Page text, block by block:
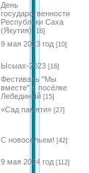
День
государственности
Республики Саха
(Якутия) [16]
9 мая 2023 год [10]
Ысыах-2023 [16]
Фестиваль "Мы
вместе" в посёлке
Лебединый [15]
«Сад памяти» [27]
С новосельем! [42]
9 мая 2024 год [112]